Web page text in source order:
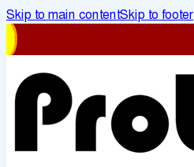
Skip to main contentSkip to footer